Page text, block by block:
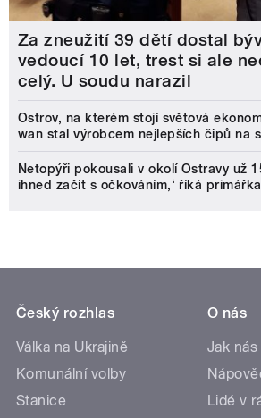
Za zneužití 39 dětí dostal
vedoucí 10 let, trest si ale
celý. U soudu narazil
Ostrov, na kterém stojí světová
wan stal výrobcem nejlepších čipů na
Netopýři pokousali v okolí Ostravy už
ihned začít s očkováním,‘ říká primářka
Český rozhlas
Válka na Ukrajině
Komunální volby
Stanice
O nás
Jak nás
Lidé v